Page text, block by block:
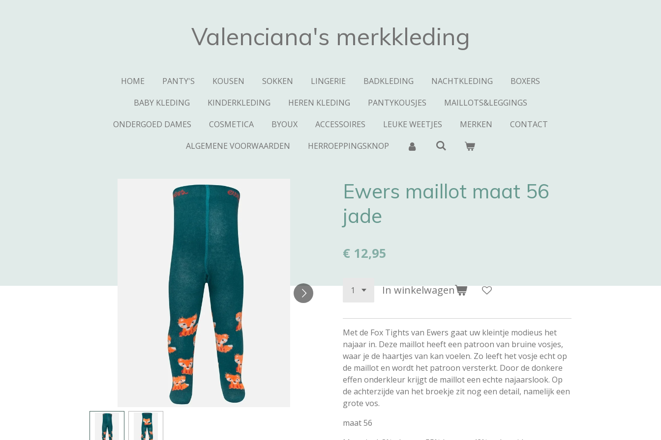
Valenciana's merkkleding
HOME PANTY'S KOUSEN SOKKEN LINGERIE BADKLEDING NACHTKLEDING
BOXERS
BABY KLEDING
KINDERKLEDING HEREN KLEDING PANTYKOUSJES
MAILLOTS&LEGGINGS
ONDERGOED DAMES
COSMETICA BYOUX ACCESSOIRES LEUKE WEETJES MERKEN
CONTACT
ALGEMENE VOORWAARDEN
HERROEPPINGSKNOP
Ewers maillot maat 56
jade
€ 12,95
In winkelwagen
Met de Fox Tights van Ewers gaat uw kleintje modieus het
najaar in. Deze maillot heeft een patroon van bruine vosjes,
waar je de haartjes van kan voelen. Zo leeft het vosje echt op
de maillot en wordt het patroon versterkt. Door de donkere
effen onderkleur krijgt de maillot een echte najaarslook. Op
de achterzijde van het broekje zit nog een detail, namelijk een
grote vos.
maat 56